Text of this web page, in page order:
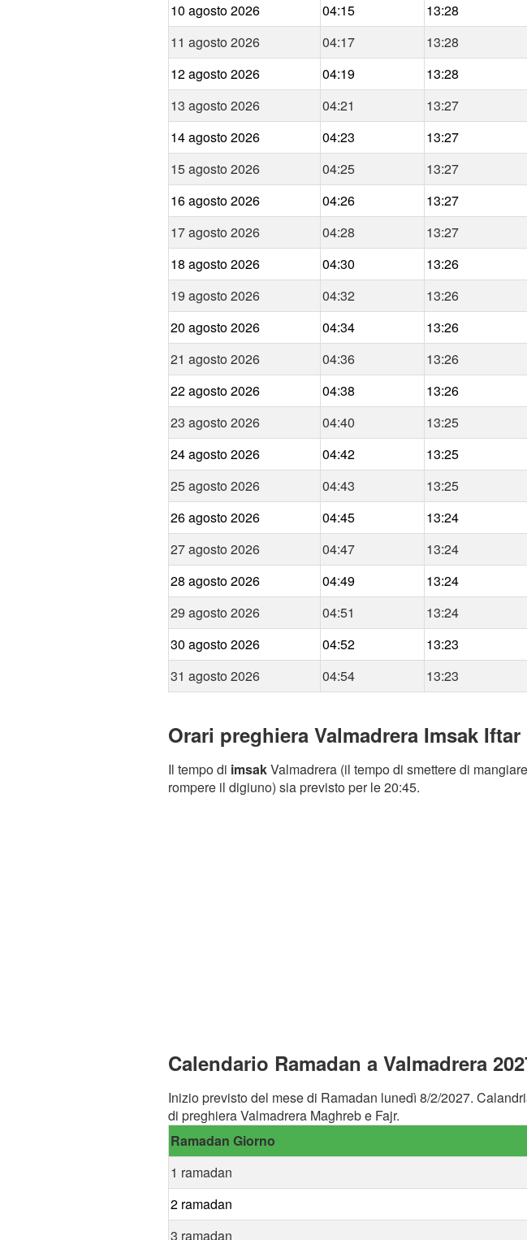
10 agosto 2026
04:15 13:28
11 agosto 2026
04:17 13:28
12 agosto 2026
04:19 13:28
13 agosto 2026
04:21 13:27
14 agosto 2026
04:23 13:27
15 agosto 2026
04:25 13:27
16 agosto 2026
04:26 13:27
17 agosto 2026
04:28 13:27
18 agosto 2026
04:30 13:26
19 agosto 2026
04:32 13:26
20 agosto 2026
04:34 13:26
21 agosto 2026
04:36 13:26
22 agosto 2026
04:38 13:26
23 agosto 2026
04:40 13:25
24 agosto 2026
04:42 13:25
25 agosto 2026
04:43 13:25
26 agosto 2026
04:45 13:24
27 agosto 2026
04:47 13:24
28 agosto 2026
04:49 13:24
29 agosto 2026
04:51 13:24
30 agosto 2026
04:52 13:23
31 agosto 2026
04:54 13:23
Orari preghiera Valmadrera Imsak Iftar
Il tempo di imsakValmadrera (il tempo di smettere di
rompere il digiuno) sia previsto per le 20:45.
Calendario Ramadan a Valmadrera
Inizio previsto del mese di Ramadan lunedì 8/2/2027.
di preghiera Valmadrera Maghreb e Fajr.
Ramadan Giorno
1 ramadan
2 ramadan
3 ramadan